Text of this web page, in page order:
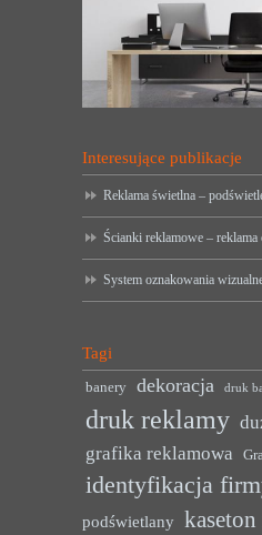
Interesujące publikacje
Reklama świetlna –
Ścianki reklamowe –
System oznakowania
Tagi
banery dekoracja druk
druk reklamy
grafika reklamowa
identyfikacja
podświetlany